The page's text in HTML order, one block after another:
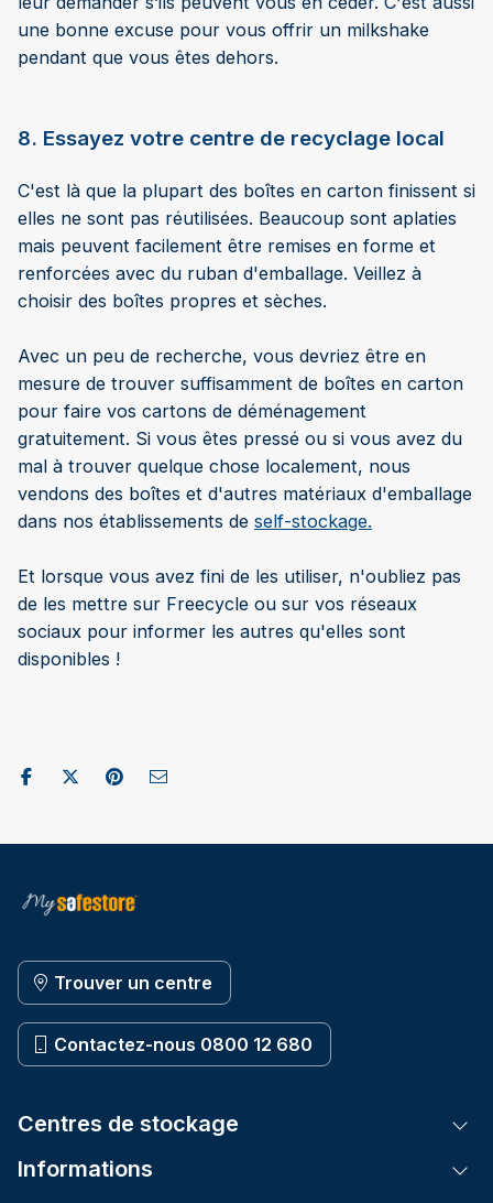
une bonne excuse pour vous offrir un milkshake
pendant que vous êtes dehors.
8. Essayez votre centre de recyclage local
C'est là que la plupart des boîtes en carton finissent si
elles ne sont pas réutilisées. Beaucoup sont aplaties
mais peuvent facilement être remises en forme et
renforcées avec du ruban d'emballage. Veillez à
choisir des boîtes propres et sèches.
Avec un peu de recherche, vous devriez être en
mesure de trouver suffisamment de boîtes en carton
pour faire vos cartons de déménagement
gratuitement. Si vous êtes pressé ou si vous avez du
mal à trouver quelque chose localement, nous
vendons des boîtes et d'autres matériaux d'emballage
dans nos établissements de self-stockage.
Et lorsque vous avez fini de les utiliser, n'oubliez pas
de les mettre sur Freecycle ou sur vos réseaux
sociaux pour informer les autres qu'elles sont
disponibles !
Partager sur Facebook
Publier sur X / Twitter
Partager sur Pinterest
Envoyer par e-mail
Trouver un centre
Contactez-nous 0800 12 680
Centres de stockage
Informations